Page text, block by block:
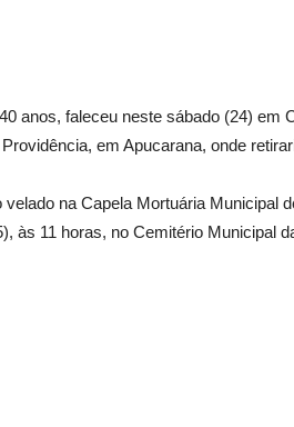
anos, faleceu neste sábado (24) em
em Apucarana, onde
na Capela Mortuária Municipal
às 11 horas, no Cemitério Municipal